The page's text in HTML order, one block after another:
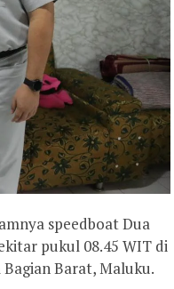
speedboat Dua
pukul 08.45 WIT di
Barat, Maluku.